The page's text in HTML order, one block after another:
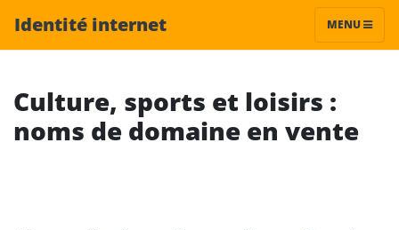
Identité internet MENU
Culture, sports et loisirs :
noms de domaine en vente